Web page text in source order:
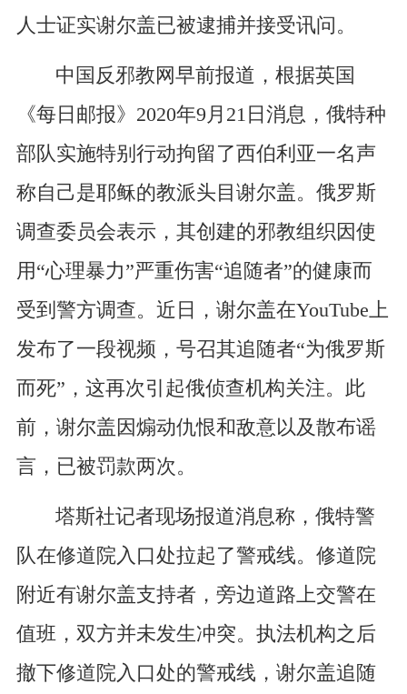
人士证实谢尔盖已被逮捕并接受讯问。
中国反邪教网早前报道，根据英国
《每日邮报》2020年9月21日消息，俄特种
部队实施特别行动拘留了西伯利亚一名声
称自己是耶稣的教派头目谢尔盖。俄罗斯
调查委员会表示，其创建的邪教组织因使
用“心理暴力”严重伤害“追随者”的健康而
受到警方调查。近日，谢尔盖在YouTube上
发布了一段视频，号召其追随者“为俄罗斯
而死”，这再次引起俄侦查机构关注。此
前，谢尔盖因煽动仇恨和敌意以及散布谣
言，已被罚款两次。
塔斯社记者现场报道消息称，俄特警
队在修道院入口处拉起了警戒线。修道院
附近有谢尔盖支持者，旁边道路上交警在
值班，双方并未发生冲突。执法机构之后
撤下修道院入口处的警戒线，谢尔盖追随